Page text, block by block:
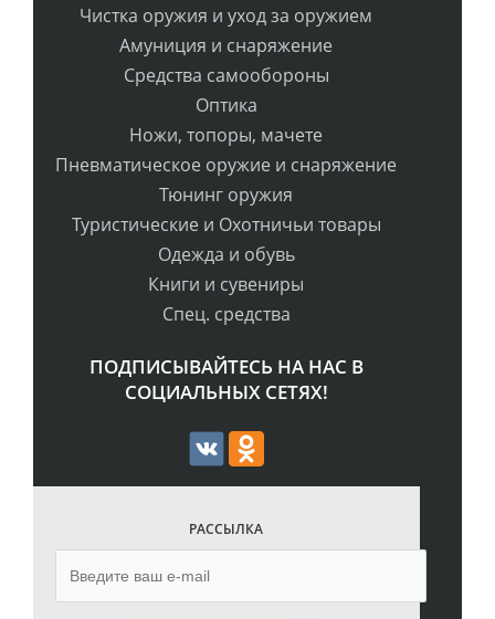
Чистка оружия и уход за оружием
Амуниция и снаряжение
Средства самообороны
Оптика
Ножи, топоры, мачете
Пневматическое оружие и снаряжение
Тюнинг оружия
Туристические и Охотничьи товары
Одежда и обувь
Книги и сувениры
Спец. средства
ПОДПИСЫВАЙТЕСЬ НА НАС В
СОЦИАЛЬНЫХ СЕТЯХ!
РАССЫЛКА